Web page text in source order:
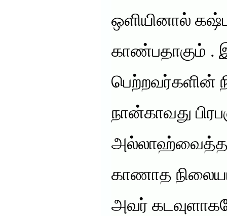
ஒளியினால்
காண்பதாகும் .
பெற்றவர்களின்
நான்காவது
காணாத
அவர்